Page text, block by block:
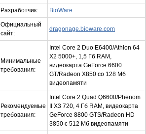
Разработчик: BioWare
Официальный
сайт:
dragonage.bioware.com
Минимальные
требования:
Intel Core 2 Duo E6400/Athlon 64
X2 5000+, 1,5 Гб RAM,
видеокарта GeForce 6600
GT/Radeon X850 со 128 Мб
видеопамяти
Рекомендуемые
требования:
Intel Core 2 Quad Q6600/Phenom
II X3 720, 4 Гб RAM, видеокарта
GeForce 8800 GTS/Radeon HD
3850 с 512 Мб видеопамяти